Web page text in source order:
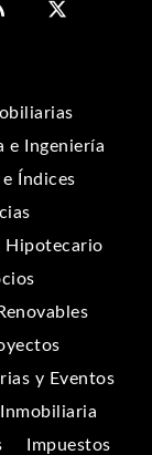
e Ingeniería
e Índices
Hipotecario
y Eventos
Impuestos